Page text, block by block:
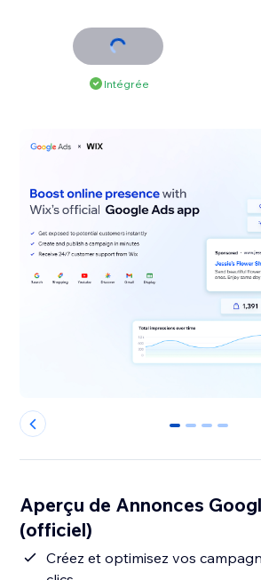
Intégrée
0 1 2 3
Aperçu de Annonces
(officiel)
Créez et optimisez vos